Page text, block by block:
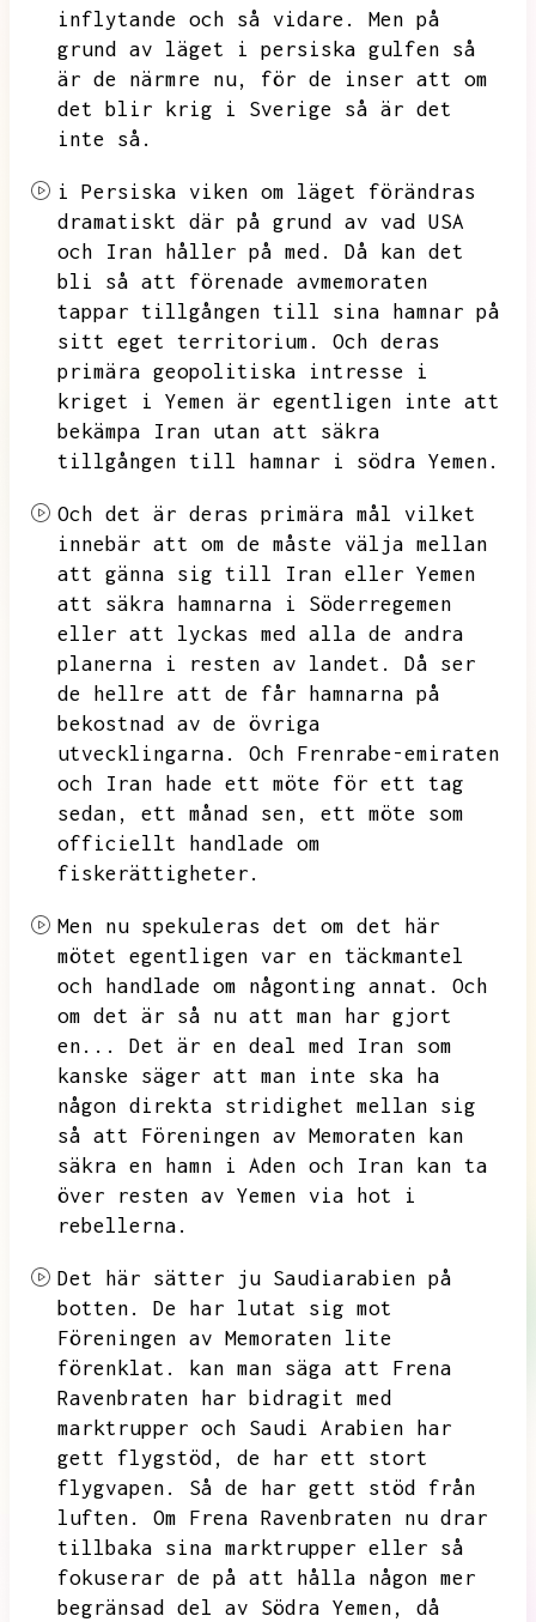
inflytande och så vidare.
Men på
grund av läget i persiska gulfen så
är de närmre nu,
för de inser att om
det blir krig i Sverige så är det
inte så.
i Persiska viken om läget förändras
dramatiskt där på grund av vad USA
och Iran håller på med.
Då kan det
bli så att förenade avmemoraten
tappar tillgången till sina hamnar på
sitt eget territorium.
Och deras
primära geopolitiska intresse i
kriget i Yemen är egentligen inte att
bekämpa Iran utan att säkra
tillgången till hamnar i södra Yemen.
Och det är deras primära mål vilket
innebär att om de måste välja mellan
att gänna sig till Iran eller Yemen
att säkra hamnarna i Söderregemen
eller att lyckas med alla de andra
planerna i resten av landet.
Då ser
de hellre att de får hamnarna på
bekostnad av de övriga
utvecklingarna.
Och Frenrabe-emiraten
och Iran hade ett möte för ett tag
sedan,
ett månad sen,
ett möte som
officiellt handlade om
fiskerättigheter.
Men nu spekuleras det om det här
mötet egentligen var en täckmantel
och handlade om någonting annat.
Och
om det är så nu att man har gjort
en...
Det är en deal med Iran som
kanske säger att man inte ska ha
någon direkta stridighet mellan sig
så att Föreningen av Memoraten kan
säkra en hamn i Aden och Iran kan ta
över resten av Yemen via hot i
rebellerna.
Det här sätter ju Saudiarabien på
botten.
De har lutat sig mot
Föreningen av Memoraten lite
förenklat.
kan man säga att Frena
Ravenbraten har bidragit med
marktrupper och Saudi Arabien har
gett flygstöd,
de har ett stort
flygvapen.
Så de har gett stöd från
luften.
Om Frena Ravenbraten nu drar
tillbaka sina marktrupper eller så
fokuserar de på att hålla någon mer
begränsad del av Södra Yemen,
då